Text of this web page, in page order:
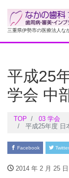
三重県伊勢市の医療法人な
平成25
学会 中
TOP
03 学会
平成25年度 日
Facebook Twitter
2014 年 2 月 25 日